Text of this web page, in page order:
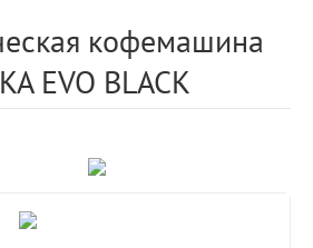
кофемашина
EVO BLACK